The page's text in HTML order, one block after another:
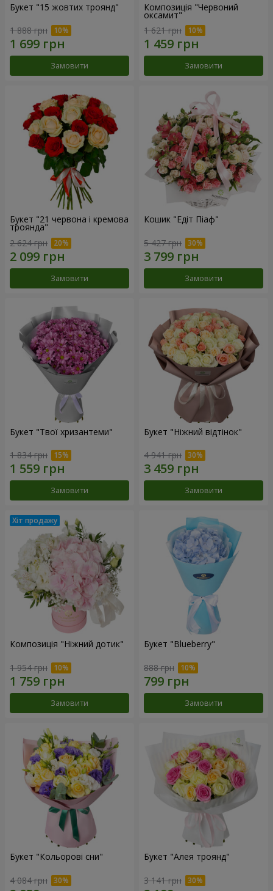
Букет "15 жовтих троянд"
1 888 грн
Замовити
Композиція "Червоний
оксамит"
1 621 грн
Замовити
Букет "21 червона і кремова
троянда"
2 624 грн
Замовити
Кошик "Едіт Піаф"
5 427 грн
Замовити
Букет "Твої хризантеми"
1 834 грн
Замовити
Букет "Ніжний відтінок"
4 941 грн
Замовити
Композиція "Ніжний дотик"
1 954 грн
Замовити
Букет "Blueberry"
888 грн
Замовити
Букет "Кольорові сни"
4 084 грн
Букет "Алея троянд"
3 141 грн